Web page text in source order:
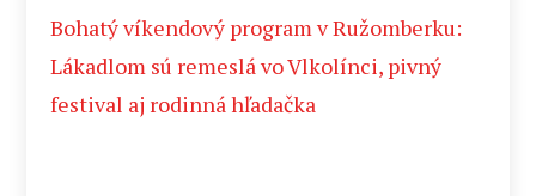
Bohatý víkendový program v Ružomberku:
Lákadlom sú remeslá vo Vlkolínci, pivný
festival aj rodinná hľadačka